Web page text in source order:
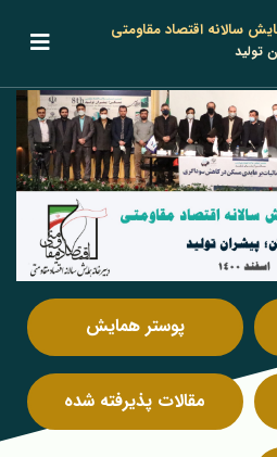
سالانه اقتصاد مقاومتی
تولید
پوستر همایش
مقالات پذیرفته شده